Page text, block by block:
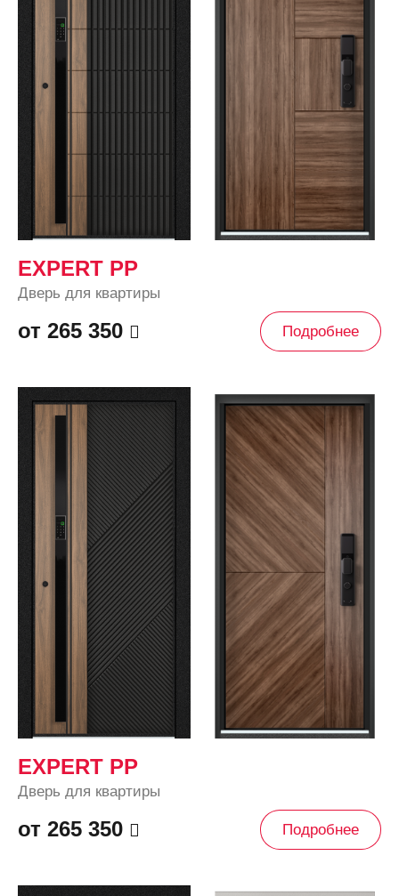
EXPERT PP
Дверь для квартиры
от 265 350 Подробнее
EXPERT PP
Дверь для квартиры
от 265 350 Подробнее